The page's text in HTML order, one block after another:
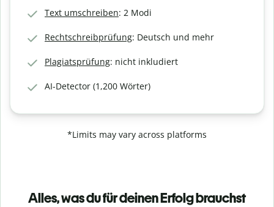
Text umschreiben: 2 Modi
Rechtschreibprüfung: Deutsch und mehr
Plagiatsprüfung: nicht inkludiert
AI-Detector (1,200 Wörter)
*Limits may vary across platforms
Alles, was du für deinen Erfolg brauchst